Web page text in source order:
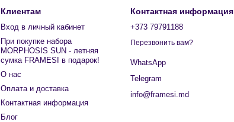
Клиентам
Вход в личный кабинет
При покупке набора
MORPHOSIS SUN - летняя
сумка FRAMESI в подарок!
О нас
Оплата и доставка
Контактная информация
Блог
Контактная информация
+373 79791188
Перезвонить вам?
WhatsApp
Telegram
info@framesi.md